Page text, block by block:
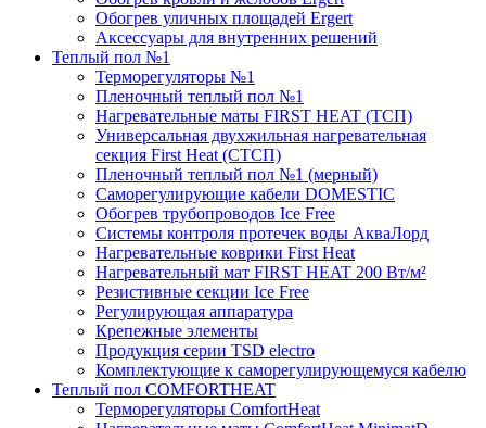
Обогрев уличных площадей Ergert
Аксессуары для внутренних решений
Теплый пол №1
Терморегуляторы №1
Пленочный теплый пол №1
Нагревательные маты FIRST HEAT (ТСП)
Универсальная двухжильная нагревательная
секция First Heat (СТСП)
Пленочный теплый пол №1 (мерный)
Саморегулирующие кабели DOMESTIC
Обогрев трубопроводов Ice Free
Системы контроля протечек воды АкваЛорд
Нагревательные коврики First Heat
Нагревательный мат FIRST HEAT 200 Вт/м²
Резистивные секции Ice Free
Регулирующая аппаратура
Крепежные элементы
Продукция серии TSD electro
Комплектующие к саморегулирующемуся кабелю
Теплый пол COMFORTHEAT
Терморегуляторы ComfortHeat